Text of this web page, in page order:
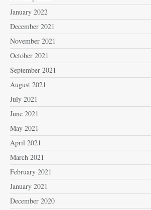
January 2022
December 2021
November 2021
October 2021
September 2021
August 2021
July 2021
June 2021
May 2021
April 2021
March 2021
February 2021
January 2021
December 2020